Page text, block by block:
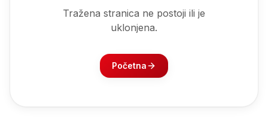
Tražena stranica ne postoji ili je
uklonjena.
Početna